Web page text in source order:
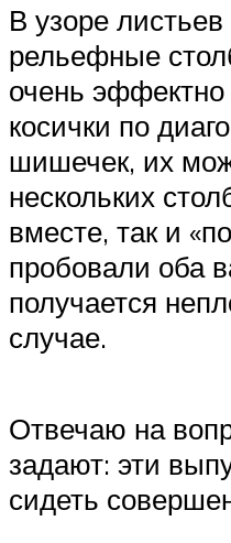
В узоре
рельефные
очень эффектно
косички по
шишечек, их
нескольких
вместе, так и
пробовали оба
получается
случае.
Отвечаю на
задают: эти
сидеть